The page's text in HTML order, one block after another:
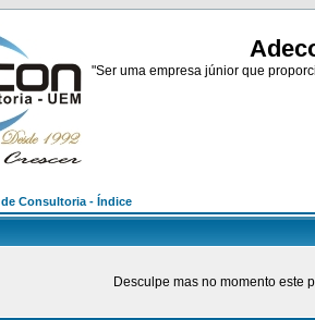
"Ser uma empresa júnior que
Consultoria - Índice
Desculpe mas no momento este